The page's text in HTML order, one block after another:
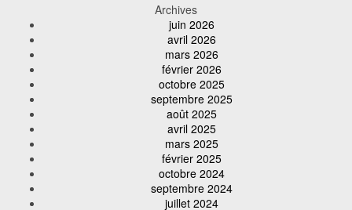
Archives
juin 2026
avril 2026
mars 2026
février 2026
octobre 2025
septembre 2025
août 2025
avril 2025
mars 2025
février 2025
octobre 2024
septembre 2024
juillet 2024